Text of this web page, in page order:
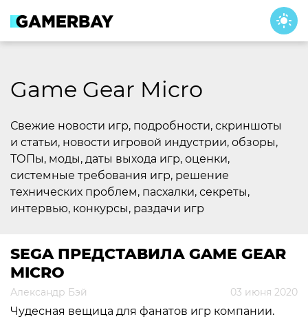
content
Game Gear Micro
Свежие новости игр, подробности, скриншоты
и статьи, новости игровой индустрии, обзоры,
ТОПы, моды, даты выхода игр, оценки,
системные требования игр, решение
технических проблем, пасхалки, секреты,
интервью, конкурсы, раздачи игр
SEGA ПРЕДСТАВИЛА GAME GEAR
MICRO
Александр Бэй 03 июня 2020
Чудесная вещица для фанатов игр компании.